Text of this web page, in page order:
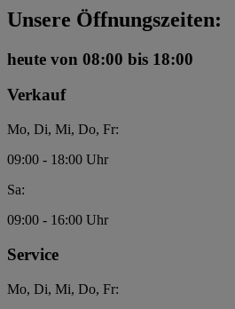
Unsere Öffnungszeiten:
heute von 08:00 bis 18:00
Verkauf
Mo, Di, Mi, Do, Fr:
09:00 - 18:00 Uhr
Sa:
09:00 - 16:00 Uhr
Service
Mo, Di, Mi, Do, Fr: